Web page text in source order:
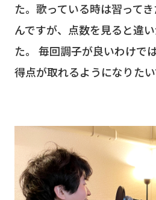
た。歌っている時は習って
んですが、点数を見ると違
た。 毎回調子が良いわけで
得点が取れるようになりたい